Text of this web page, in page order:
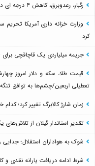
رگبار، رعدوبرق، کاهش ۴ درجه ای دمای گیلان و مواج شدن دریای کاسپین از پنجشنبه
وزارت خزانه داری آمریکا تحریم
کرد
جریمه میلیاردی یک قاچاقچی
تعطیلی اربعین/چشم‌ها به توافق
زمان شارژ کالابرگ تغییر کرد؛ کدام
تقدیر استاندار گیلان از
شوک به هواداران استقلال؛ جدایی
شرط ادامه دریافت یارانه نقدی و